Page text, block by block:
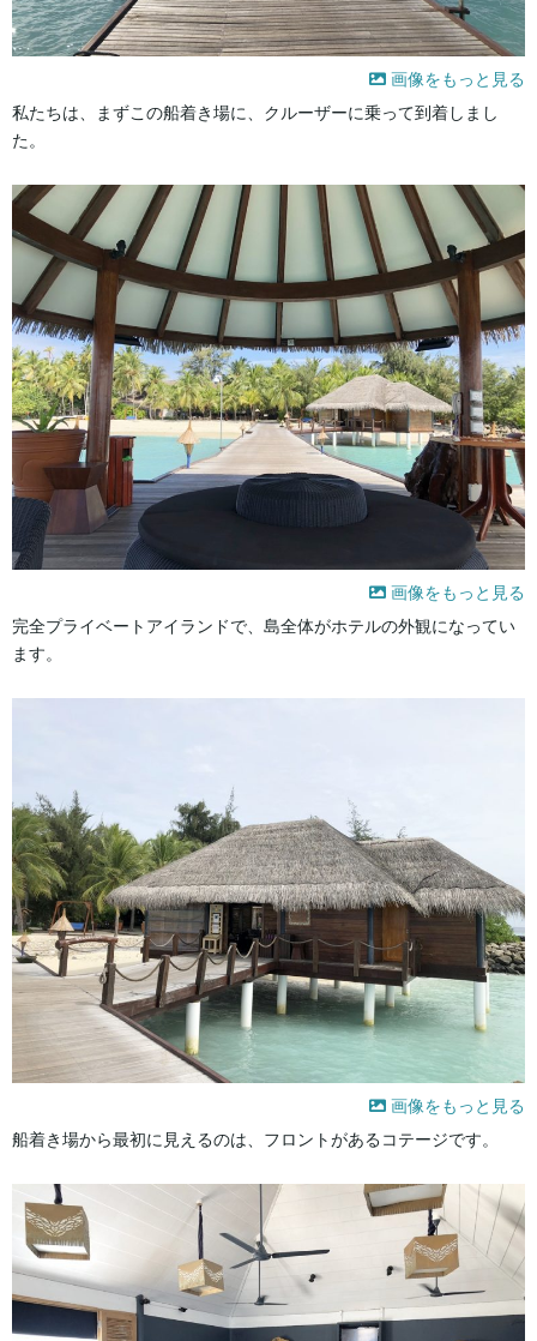
画像をもっと見る
私たちは、まずこの船着き場に、クルーザーに乗って到着しまし
た。
画像をもっと見る
完全プライベートアイランドで、島全体がホテルの外観になってい
ます。
画像をもっと見る
船着き場から最初に見えるのは、フロントがあるコテージです。